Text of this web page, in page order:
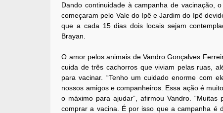
Dando continuidade à campanha de vacinação,
começaram pelo Vale do Ipê e Jardim do Ipê
que a cada 15 dias dois locais sejam
Brayan.
O amor pelos animais de Vandro Gonçalves
cuida de três cachorros que viviam pelas ruas,
para vacinar. “Tenho um cuidado enorme com
nossos amigos e companheiros. Essa ação é
o máximo para ajudar”, afirmou Vandro.
comprar a vacina. É por isso que a campanha é